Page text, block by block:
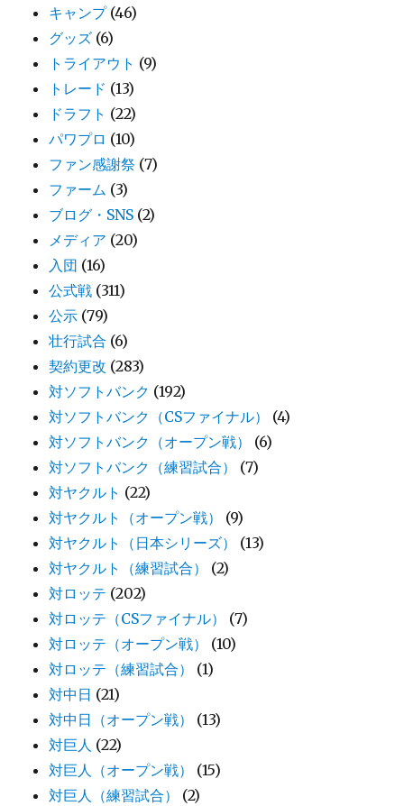
キャンプ(46)
グッズ (6)
トライアウト (9)
トレード (13)
ドラフト (22)
パワプロ (10)
ファン感謝祭 (7)
ファーム (3)
ブログ・SNS (2)
メディア (20)
入団 (16)
公式戦 (311)
公示 (79)
壮行試合 (6)
契約更改 (283)
対ソフトバンク (192)
対ソフトバンク（CSファイナル）
(4)
対ソフトバンク（オープン戦）
(6)
対ソフトバンク（練習試合）
(7)
対ヤクルト (22)
対ヤクルト（オープン戦）
(9)
対ヤクルト（日本シリーズ）
(13)
対ヤクルト（練習試合）
(2)
対ロッテ (202)
対ロッテ（CSファイナル）
(7)
対ロッテ（オープン戦）
(10)
対ロッテ（練習試合）
(1)
対中日 (21)
対中日（オープン戦）
(13)
対巨人 (22)
対巨人（オープン戦）
(15)
対巨人（練習試合）
(2)